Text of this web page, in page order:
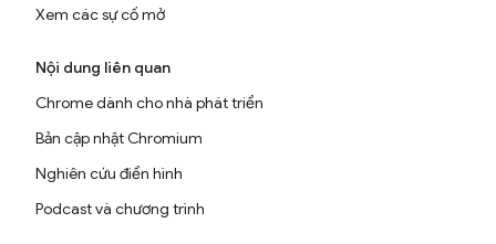
Xem các sự cố mở
Nội dung liên quan
Chrome dành cho nhà phát triển
Bản cập nhật Chromium
Nghiên cứu điển hình
Podcast và chương trình